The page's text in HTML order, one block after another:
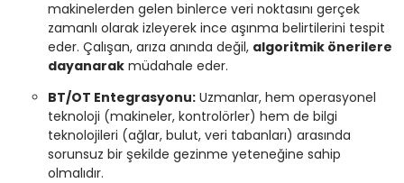
makinelerden gelen binlerce veri noktasını gerçek
zamanlı olarak izleyerek ince aşınma belirtilerini tespit
eder. Çalışan, arıza anında değil, algoritmik önerilere
dayanarakmüdahale eder.
BT/OT Entegrasyonu:Uzmanlar, hem operasyonel
teknoloji (makineler, kontrolörler) hem de bilgi
teknolojileri (ağlar, bulut, veri tabanları) arasında
sorunsuz bir şekilde gezinme yeteneğine sahip
olmalıdır.